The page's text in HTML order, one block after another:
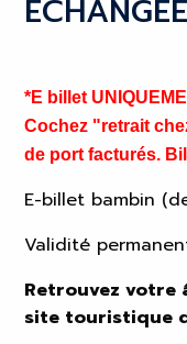
ÉCHANGÉE
*E billet
Cochez "retrait
de port facturés.
E-billet bambin
Validité
Retrouvez votre
site touristique